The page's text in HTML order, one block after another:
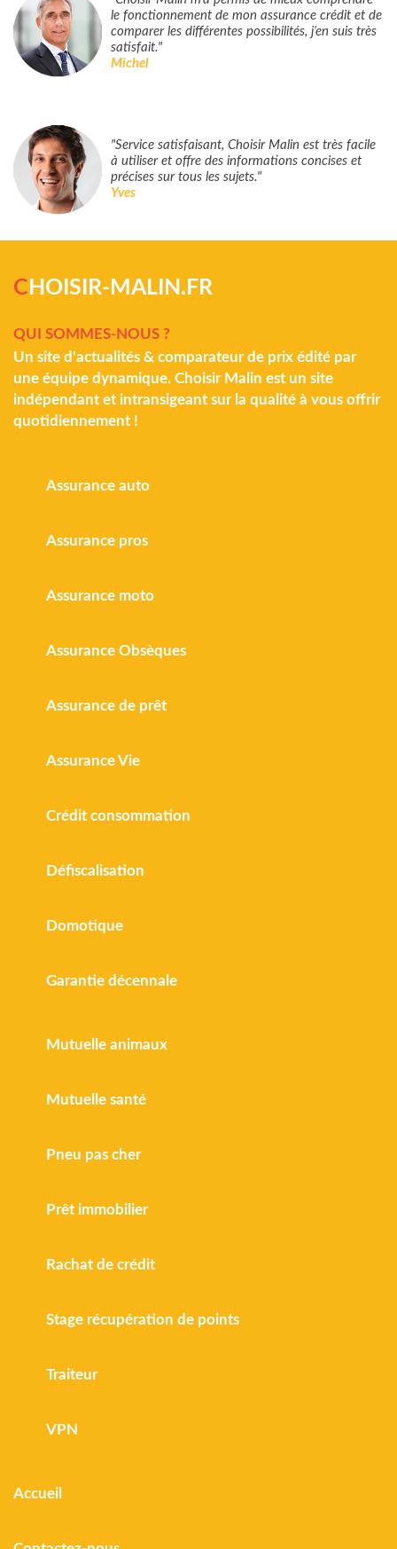
le fonctionnement de mon assurance crédit et de
comparer les différentes possibilités, j’en suis très
satisfait."
Michel
"Service satisfaisant, Choisir Malin est très facile
à utiliser et offre des informations concises et
précises sur tous les sujets."
Yves
C HOISIR-MALIN.FR
QUI SOMMES-NOUS ?
Un site d'actualités & comparateur de prix édité par
une équipe dynamique. Choisir Malin est un site
indépendant et intransigeant sur la qualité à vous offrir
quotidiennement !
Assurance auto
Assurance pros
Assurance moto
Assurance Obsèques
Assurance de prêt
Assurance Vie
Crédit consommation
Défiscalisation
Domotique
Garantie décennale
Mutuelle animaux
Mutuelle santé
Pneu pas cher
Prêt immobilier
Rachat de crédit
Stage récupération de points
Traiteur
VPN
Accueil